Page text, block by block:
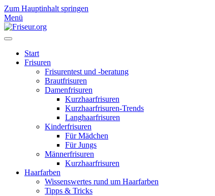
Zum Hauptinhalt springen
Menü
Start
Frisuren
Frisurentest und -beratung
Brautfrisuren
Damenfrisuren
Kurzhaarfrisuren
Kurzhaarfrisuren-Trends
Langhaarfrisuren
Kinderfrisuren
Für Mädchen
Für Jungs
Männerfrisuren
Kurzhaarfrisuren
Haarfarben
Wissenswertes rund um Haarfarben
Tipps & Tricks